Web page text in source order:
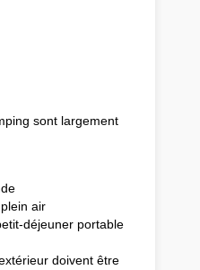
sont largement
air
déjeuner portable
doivent être